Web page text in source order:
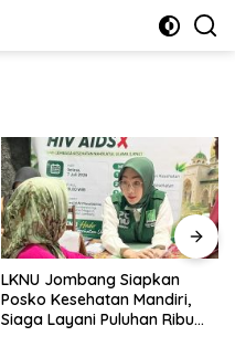
LKNU Jombang Siapkan
Posko Kesehatan Mandiri,
Siaga Layani Puluhan Ribu